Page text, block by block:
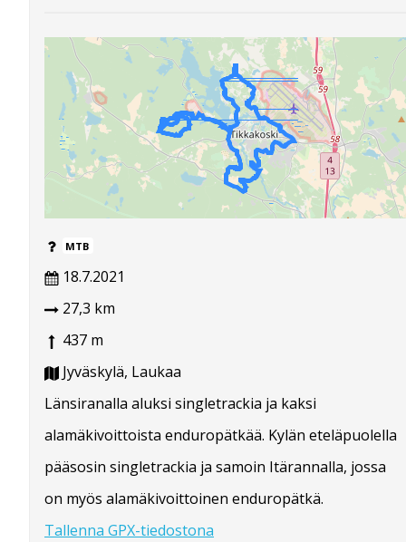
MTB
18.7.2021
27,3 km
437 m
Jyväskylä, Laukaa
Länsiranalla aluksi singletrackia ja kaksi
alamäkivoittoista enduropätkää. Kylän eteläpuolella
pääsosin singletrackia ja samoin Itärannalla, jossa
on myös alamäkivoittoinen enduropätkä.
Tallenna GPX-tiedostona